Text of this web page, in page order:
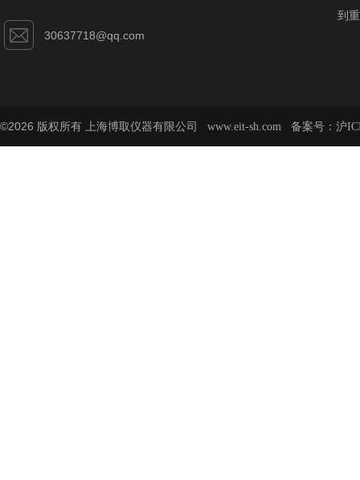
30637718@qq.com
到
©2026 版权所有 上海博取仪器有限公司 www.eit-sh.com 备案号： 沪